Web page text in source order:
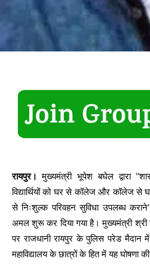
रायपुर।मुख्यमंत्री भूपेश बघेल द्वारा
विद्यार्थियों को घर से कॉलेज और कॉलेज
से निःशुल्क परिवहन सुविधा उपलब्ध
अमल शुरू कर दिया गया है। मुख्यमंत्री
पर राजधानी रायपुर के पुलिस परेड मैदान
महाविद्यालय के छात्रों के हित में यह घोषणा